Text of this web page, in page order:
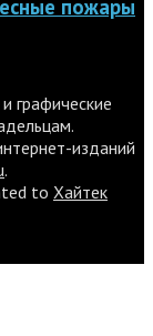
пожары
графические
изданий
.
to Хайтек